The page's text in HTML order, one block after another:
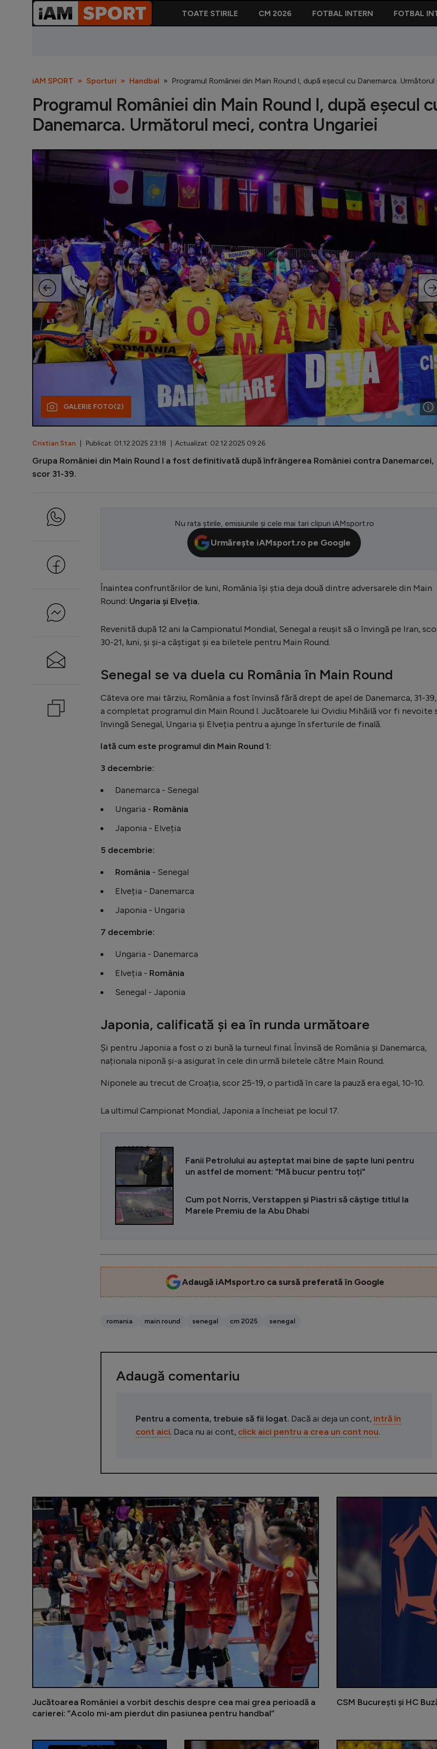
TOATE STIRILE CM 2026 FOTBAL INTERN FOTBAL
iAM SPORT Sporturi Handbal Programul României din Main Round l, după eșecul cu Danemarca.
Programul României din Main Round l, după eșecul
Danemarca. Următorul meci, contra Ungariei
GALERIE FOTO(2)
Cristian Stan | Publicat: 01.12.2025 23:18 | Actualizat: 02.12.2025 09:26
Grupa României din Main Round l a fost definitivată după înfrângerea României contra Danemarcei,
scor 31-39.
Nu rata știrile, emisiunile și cele mai tari clipuri iAMsport.ro
Urmărește iAMsport.ro pe Google
Înaintea confruntărilor de luni, România își știa deja două dintre adversarele din Main
Round: Ungaria și Elveția.
Revenită după 12 ani la Campionatul Mondial, Senegal a reușit să o învingă pe Iran,
30-21, luni, și și-a câștigat și ea biletele pentru Main Round.
Senegal se va duela cu România în Main Round
Câteva ore mai târziu, România a fost învinsă fără drept de apel de Danemarca, 31-
a completat programul din Main Round l. Jucătoarele lui Ovidiu Mihăilă vor fi nevoite
învingă Senegal, Ungaria și Elveția pentru a ajunge în sferturile de finală.
Iată cum este programul din Main Round 1:
3 decembrie:
Danemarca - Senegal
Ungaria - România
Japonia - Elveția
5 decembrie:
România - Senegal
Elveția - Danemarca
Japonia - Ungaria
7 decembrie:
Ungaria - Danemarca
Elveția - România
Senegal - Japonia
Japonia, calificată și ea în runda următoare
Și pentru Japonia a fost o zi bună la turneul final. Învinsă de România și Danemarca,
naționala niponă și-a asigurat în cele din urmă biletele către Main Round.
Niponele au trecut de Croația, scor 25-19, o partidă în care la pauză era egal, 10-10.
La ultimul Campionat Mondial, Japonia a încheiat pe locul 17.
CITEȘTE ȘI
Fanii Petrolului au așteptat mai bine de șapte luni pentru
un astfel de moment: "Mă bucur pentru toți"
Cum pot Norris, Verstappen și Piastri să câștige titlul la
Marele Premiu de la Abu Dhabi
Adaugă iAMsport.ro ca sursă preferată în Google
romania main round senegal cm 2025 senegal
Adaugă comentariu
Pentru a comenta, trebuie să fii logat. Dacă ai deja un cont, intră în
cont aici. Daca nu ai cont, click aici pentru a crea un cont nou.
Jucătoarea României a vorbit deschis despre cea mai grea perioadă a
carierei: ”Acolo mi-am pierdut din pasiunea pentru handbal”
CSM București și HC
Continuă umilința de la CE de